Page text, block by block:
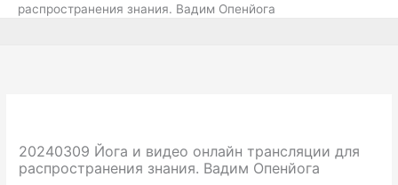
распространения знания. Вадим Опенйога
20240309 Йога и видео онлайн трансляции для
распространения знания. Вадим Опенйога